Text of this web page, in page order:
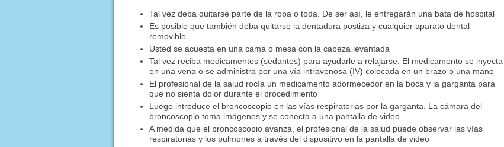
Tal vez deba quitarse parte de la ropa o toda. De ser así, le entregarán una bata de hospital
Es posible que también deba quitarse la dentadura postiza y cualquier aparato dental
removible
Usted se acuesta en una cama o mesa con la cabeza levantada
Tal vez reciba medicamentos (sedantes) para ayudarle a relajarse. El medicamento se inyecta
en una vena o se administra por una vía intravenosa (IV) colocada en un brazo o una mano
El profesional de la salud rocía un medicamento adormecedor en la boca y la garganta para
que no sienta dolor durante el procedimiento
Luego introduce el broncoscopio en las vías respiratorias por la garganta. La cámara del
broncoscopio toma imágenes y se conecta a una pantalla de video
A medida que el broncoscopio avanza, el profesional de la salud puede observar las vías
respiratorias y los pulmones a través del dispositivo en la pantalla de video